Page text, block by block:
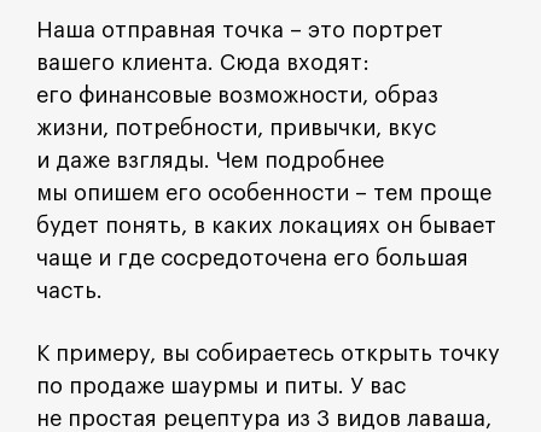
Наша отправная точка – это портрет
вашего клиента. Сюда входят:
его финансовые возможности, образ
жизни, потребности, привычки, вкус
и даже взгляды. Чем подробнее
мы опишем его особенности – тем проще
будет понять, в каких локациях он бывает
чаще и где сосредоточена его большая
часть.
К примеру, вы собираетесь открыть точку
по продаже шаурмы и питы. У вас
не простая рецептура из 3 видов лаваша,